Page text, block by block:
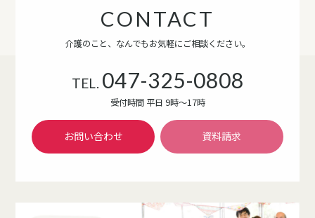
CONTACT
介護のこと、なんでもお気軽にご相談ください。
TEL. 047-325-0808
受付時間 平日 9時～17時
お問い合わせ 資料請求